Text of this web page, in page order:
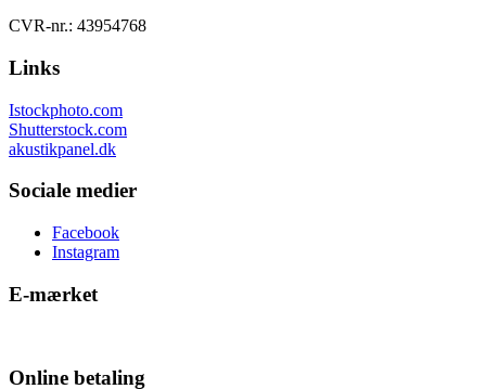
CVR-nr.: 43954768
Links
Istockphoto.com
Shutterstock.com
akustikpanel.dk
Sociale medier
Facebook
Instagram
E-mærket
Online betaling